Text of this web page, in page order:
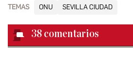
TEMAS ONU SEVILLA CIUDAD
38 comentarios